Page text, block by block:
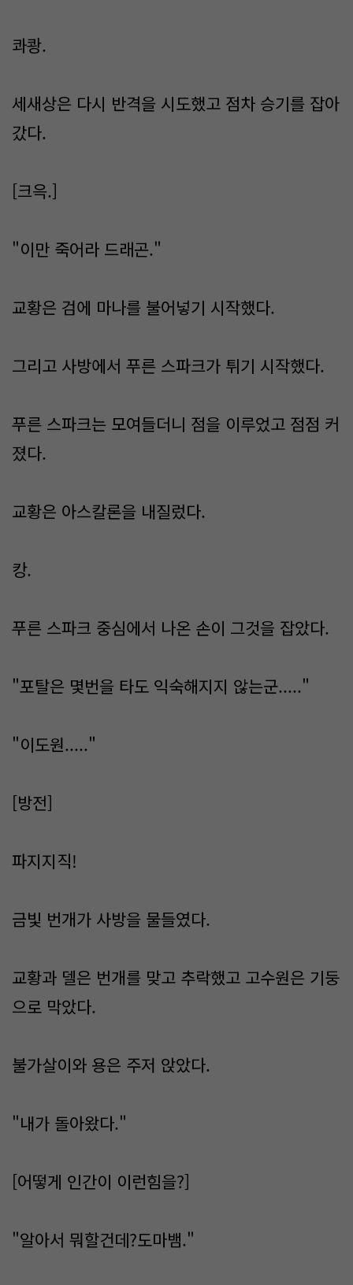
콰쾅.
세새상은 다시 반격을 시도했고 점차 승기를 잡아
갔다.
[크윽.]
"이만 죽어라 드래곤."
교황은 검에 마나를 불어넣기 시작했다.
그리고 사방에서 푸른 스파크가 튀기 시작했다.
푸른 스파크는 모여들더니 점을 이루었고 점점 커
졌다.
교황은 아스칼론을 내질렀다.
캉.
푸른 스파크 중심에서 나온 손이 그것을 잡았다.
"포탈은 몇번을 타도 익숙해지지 않는군....."
"이도원....."
[방전]
파지지직!
금빛 번개가 사방을 물들였다.
교황과 델은 번개를 맞고 추락했고 고수원은 기둥
으로 막았다.
불가살이와 용은 주저 앉았다.
"내가 돌아왔다."
[어떻게 인간이 이런힘을?]
"알아서 뭐할건데?도마뱀."